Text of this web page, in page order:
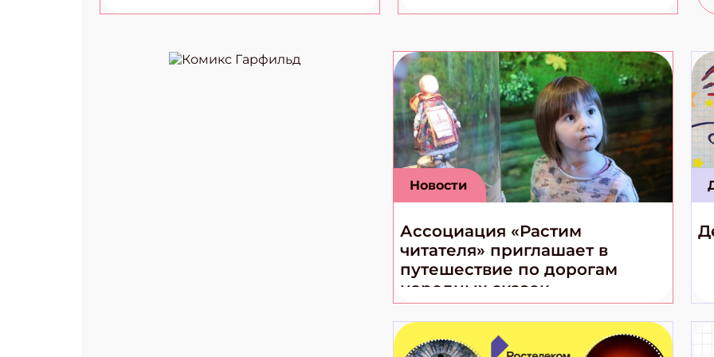
Новости
Ассоциация «Растим
читателя» приглашает в
путешествие по дорогам
народных сказок